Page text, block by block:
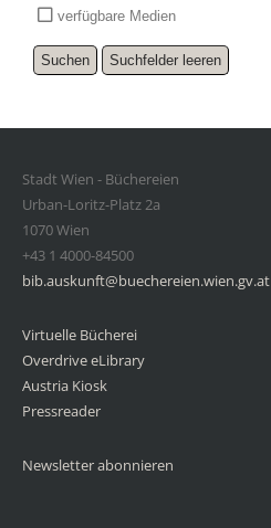
verfügbare Medien
Stadt Wien - Büchereien
Urban-Loritz-Platz 2a
1070 Wien
+43 1 4000-84500
bib.auskunft@buechereien.wien.gv.at
Virtuelle Bücherei
Overdrive eLibrary
Austria Kiosk
Pressreader
Newsletter abonnieren